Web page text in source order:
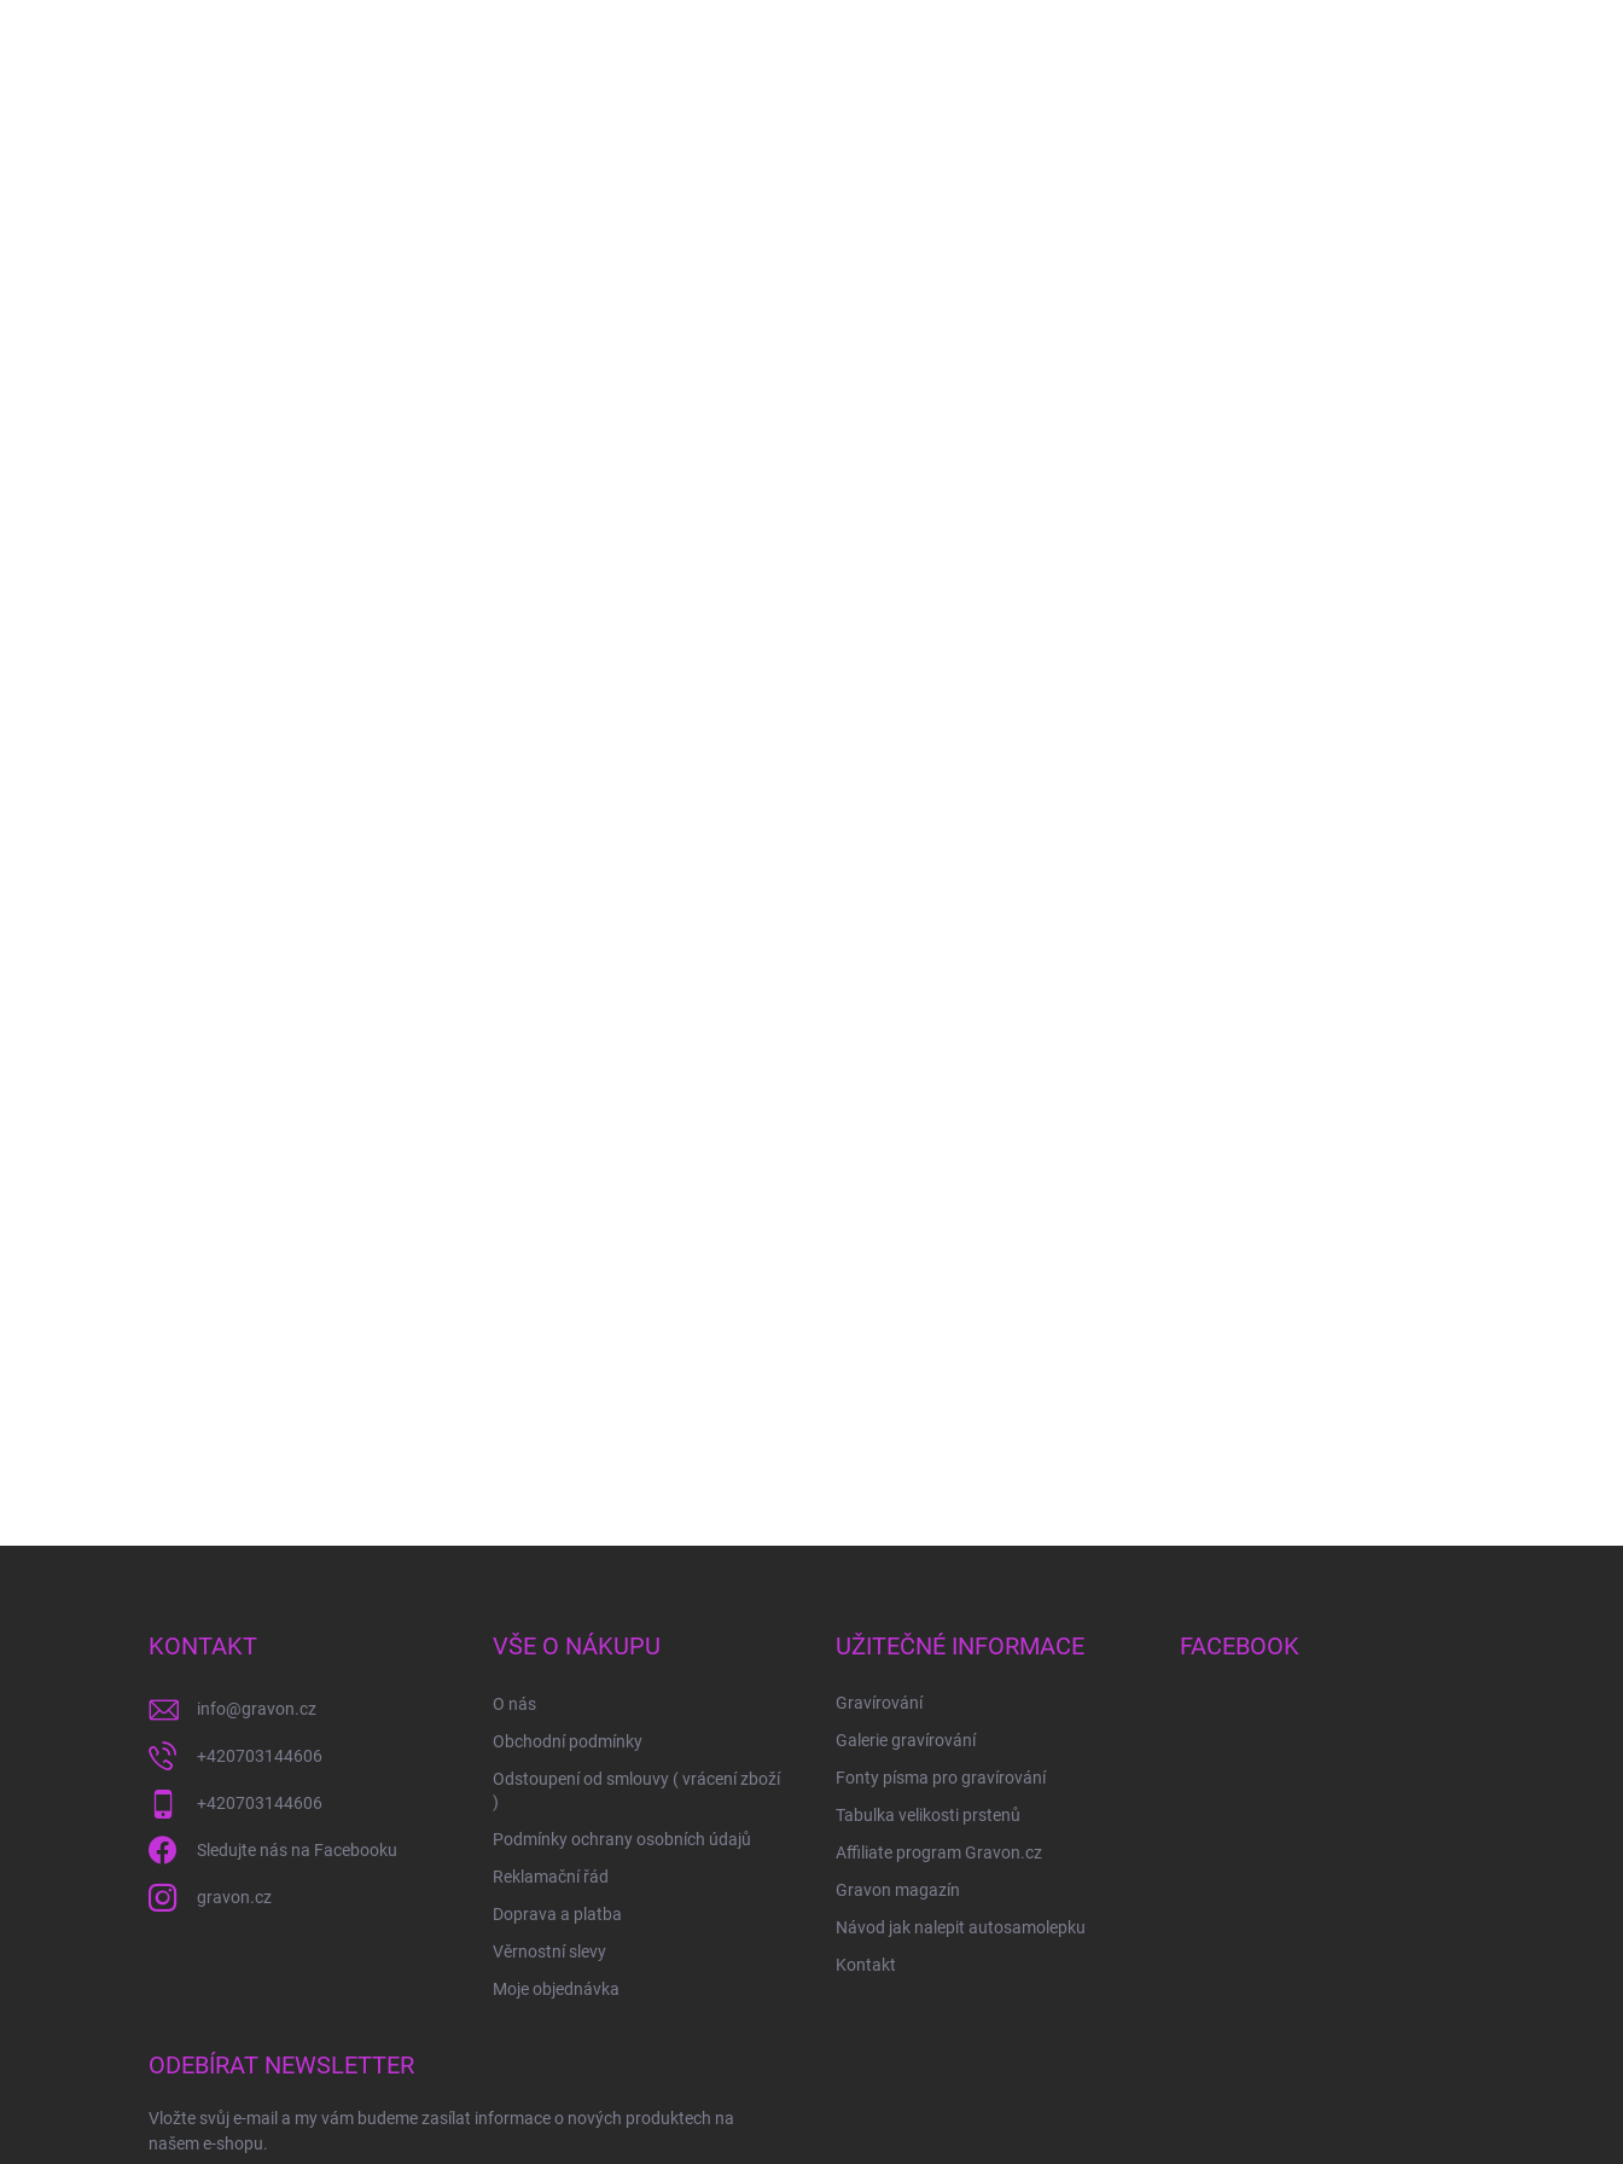
KONTAKT
info@gravon.cz
+420703144606
+420703144606
Sledujte nás na Facebooku
gravon.cz
VŠE O NÁKUPU
O nás
Obchodní podmínky
Odstoupení od smlouvy ( vrácení zboží
)
Podmínky ochrany osobních údajů
Reklamační řád
Doprava a platba
Věrnostní slevy
Moje objednávka
UŽITEČNÉ INFORMACE
Gravírování
Galerie gravírování
Fonty písma pro gravírování
Tabulka velikosti prstenů
Affiliate program Gravon.cz
Gravon magazín
Návod jak nalepit autosamolepku
Kontakt
FACEBOOK
ODEBÍRAT NEWSLETTER
Vložte svůj e-mail a my vám budeme zasílat informace o nových produktech na
našem e-shopu.